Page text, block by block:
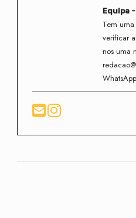
Equipa -
Tem
verificar
nos uma